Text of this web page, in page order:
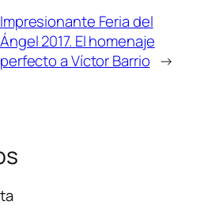
Impresionante Feria del
Ángel 2017. El homenaje
perfecto a Víctor Barrio →